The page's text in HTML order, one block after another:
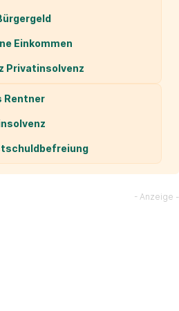
Einkommen
Privatinsolvenz
Rentner